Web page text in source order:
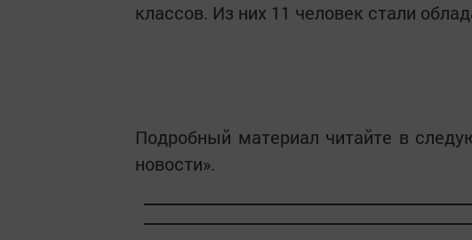
классов. Из них 11 человек стали
Подробный материал читайте в
новости».